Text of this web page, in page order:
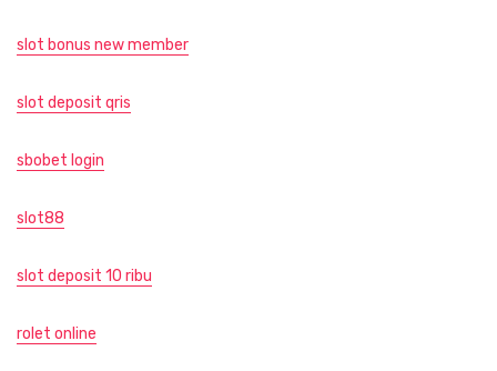
slot bonus new member
slot deposit qris
sbobet login
slot88
slot deposit 10 ribu
rolet online